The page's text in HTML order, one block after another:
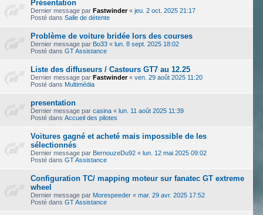
Présentation
Dernier message par Fastwinder« jeu. 2 oct. 2025 21:17
Posté dans Salle de détente
Problème de voiture bridée lors des courses
Dernier message par Bo33 « lun. 8 sept. 2025 18:02
Posté dans GT Assistance
Liste des diffuseurs / Casteurs GT7 au 12.25
Dernier message par Fastwinder« ven. 29 août 2025 11:20
Posté dans Multimédia
presentation
Dernier message par casina « lun. 11 août 2025 11:39
Posté dans Accueil des pilotes
Voitures gagné et acheté mais impossible de les
sélectionnés
Dernier message par BernouzeDu92 « lun. 12 mai 2025 09:02
Posté dans GT Assistance
Configuration TC/ mapping moteur sur fanatec GT extreme
wheel
Dernier message par Morespeeder « mar. 29 avr. 2025 17:52
Posté dans GT Assistance